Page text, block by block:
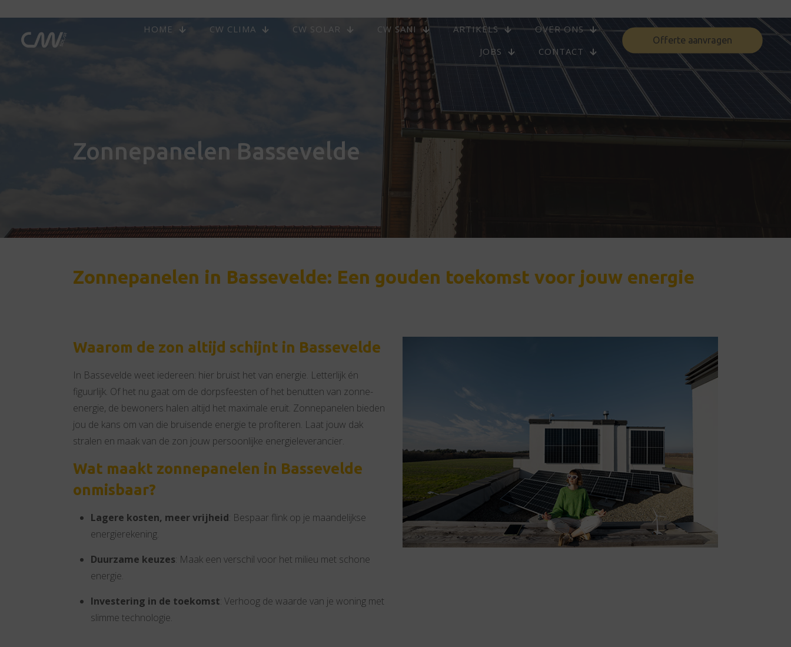
HOME CW CLIMA CW SOLAR CW SANI ARTIKELS
OVER ONS
JOBS
CONTACT
Offerte aanvragen
Zonnepanelen Bassevelde
Zonnepanelen in Bassevelde: Een gouden toekomst voor jouw energie
Waarom de zon altijd schijnt in Bassevelde
In Bassevelde weet iedereen: hier bruist het van energie. Letterlijk én
figuurlijk. Of het nu gaat om de dorpsfeesten of het benutten van zonne-
energie, de bewoners halen altijd het maximale eruit. Zonnepanelen bieden
jou de kans om van die bruisende energie te profiteren. Laat jouw dak
stralen en maak van de zon jouw persoonlijke energieleverancier.
Wat maakt zonnepanelen in Bassevelde
onmisbaar?
Lagere kosten, meer vrijheid: Bespaar flink op je maandelijkse
energierekening.
Duurzame keuzes: Maak een verschil voor het milieu met schone
energie.
Investering in de toekomst: Verhoog de waarde van je woning met
slimme technologie.